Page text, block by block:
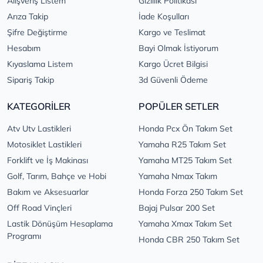
Arıza Takip
Şifre Değiştirme
Hesabım
Kıyaslama Listem
Sipariş Takip
İade Koşulları
Kargo ve Teslimat
Bayi Olmak İstiyorum
Kargo Ücret Bilgisi
3d Güvenli Ödeme
KATEGORİLER
Atv Utv Lastikleri
Motosiklet Lastikleri
Forklift ve İş Makinası
Golf, Tarım, Bahçe ve Hobi
Bakım ve Aksesuarlar
Off Road Vinçleri
Lastik Dönüşüm Hesaplama
Programı
POPÜLER SETLER
Honda Pcx Ön Takım Set
Yamaha R25 Takım Set
Yamaha MT25 Takım Set
Yamaha Nmax Takım
Honda Forza 250 Takım Set
Bajaj Pulsar 200 Set
Yamaha Xmax Takım Set
Honda CBR 250 Takım Set